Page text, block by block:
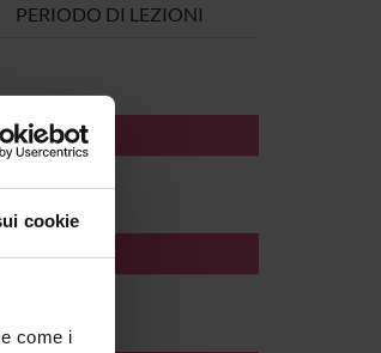
cookie
come i
PERIODO DI LEZIONI
AL
AL